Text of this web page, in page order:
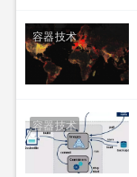
容器技术
容器技术